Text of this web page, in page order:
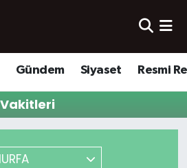
Gündem Siyaset Resmi
Durumu ve Fikstür